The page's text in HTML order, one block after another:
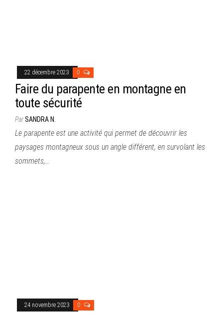
22 décembre 2023 0
Faire du parapente en montagne en
toute sécurité
ParSANDRA N.
Le parapente est une activité qui permet de découvrir les
paysages montagneux sous un angle différent, en survolant les
sommets,…
24 novembre 2023 0